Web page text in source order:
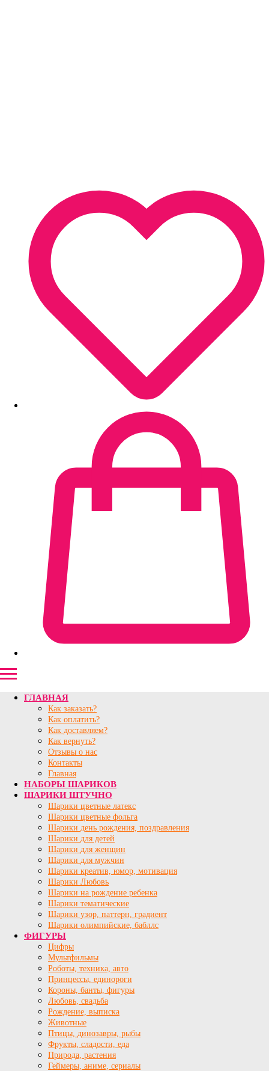
ГЛАВНАЯ
Как заказать?
Как оплатить?
Как доставляем?
Как вернуть?
Отзывы о нас
Контакты
Главная
НАБОРЫ ШАРИКОВ
ШАРИКИ ШТУЧНО
Шарики цветные латекс
Шарики цветные фольга
Шарики день рождения, поздравления
Шарики для детей
Шарики для женщин
Шарики для мужчин
Шарики креатив, юмор, мотивация
Шарики Любовь
Шарики на рождение ребенка
Шарики тематические
Шарики узор, паттерн, градиент
Шарики олимпийские, бабллс
ФИГУРЫ
Цифры
Мультфильмы
Роботы, техника, авто
Принцессы, единороги
Короны, банты, фигуры
Любовь, свадьба
Рождение, выписка
Животные
Птицы, динозавры, рыбы
Фрукты, сладости, еда
Природа, растения
Геймеры, аниме, сериалы